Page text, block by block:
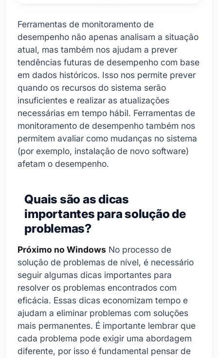
Ferramentas de monitoramento de
desempenho não apenas analisam a situação
atual, mas também nos ajudam a prever
tendências futuras de desempenho com base
em dados históricos. Isso nos permite prever
quando os recursos do sistema serão
insuficientes e realizar as atualizações
necessárias em tempo hábil. Ferramentas de
monitoramento de desempenho também nos
permitem avaliar como mudanças no sistema
(por exemplo, instalação de novo software)
afetam o desempenho.
Quais são as dicas
importantes para solução de
problemas?
Próximo no Windows No processo de
solução de problemas de nível, é necessário
seguir algumas dicas importantes para
resolver os problemas encontrados com
eficácia. Essas dicas economizam tempo e
ajudam a eliminar problemas com soluções
mais permanentes. É importante lembrar que
cada problema pode exigir uma abordagem
diferente, por isso é fundamental pensar de